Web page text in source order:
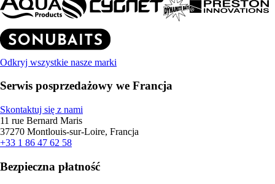
Odkryj wszystkie nasze marki
Serwis posprzedażowy we Francja
Skontaktuj się z nami
11 rue Bernard Maris
37270 Montlouis-sur-Loire, Francja
+33 1 86 47 62 58
Bezpieczna płatność